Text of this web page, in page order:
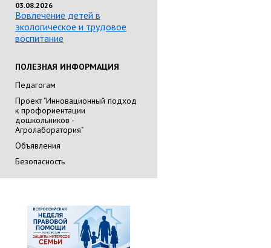
03.08.2026
Вовлечение детей в
экологическое и трудовое
воспитание
ПОЛЕЗНАЯ ИНФОРМАЦИЯ
Педагогам
Проект "Инновационный подход
к профориентации
дошкольников -
Агролаборатория"
Объявления
Безопасность